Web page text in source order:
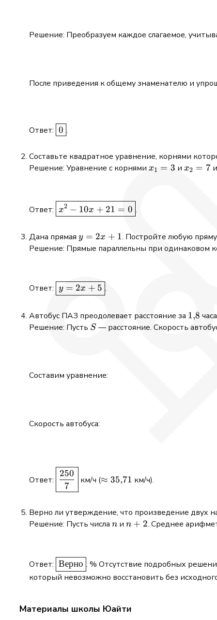
Решение: Преобразуем каждое слагаемое,
После приведения к общему знаменателю и
Ответ: \boxed{0}
0 .
Составьте квадратное уравнение, корнями
Решение: Уравнение с корнями x_1
x1 = 3 и x_2
x2 = 7
Ответ: \boxed{x^2
- 10x + 21
x2 − 10x + 21 = 0 .
Дана прямая y
=
1
y = 2x + 1. Постройте любую
Решение: Прямые параллельны при одинаковом
Ответ: \boxed{y
= 2x +
y = 2x + 5 .
Автобус ПАЗ преодолевает расстояние за 1{,}8
1,8
Решение: Пусть S
S — расстояние. Скорость
Составим уравнение:
Скорость автобуса:
Ответ:
\boxed{\frac{250}
{7}}
7
250
км/ч (35{,}71
≈ 35,71 км/ч).
Верно ли утверждение, что произведение двух
Решение: Пусть числа n
n и n+2
n + 2. Среднее
Ответ: \boxed{\text{Верно}}
Верно . % Отсутствие подробных
который невозможно восстановить без
Материалы школы Юайти